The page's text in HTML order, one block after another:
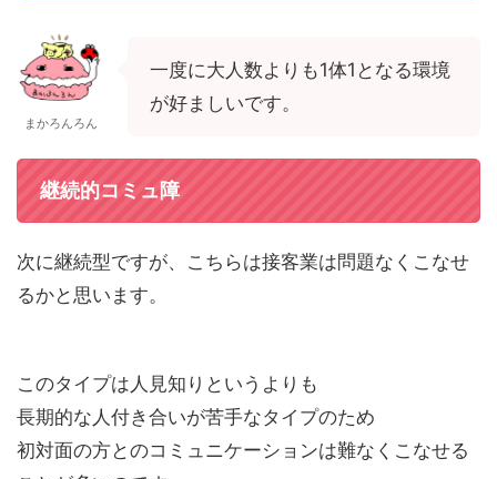
まかろんろん
一度に大人数よりも1体1となる環境
が好ましいです。
継続的コミュ障
次に継続型ですが、こちらは接客業は問題なくこなせ
るかと思います。
このタイプは人見知りというよりも
長期的な人付き合いが苦手なタイプのため
初対面の方とのコミュニケーションは難なくこなせる